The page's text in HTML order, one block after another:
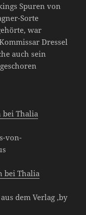
Spuren von
Sorte
war
Dressel
auch sein
bei Thalia
bei Thalia
dem Verlag ‚by